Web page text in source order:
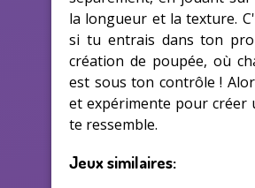
la longueur et la texture.
si tu entrais dans ton
création de poupée, où
est sous ton contrôle !
et expérimente pour créer
te ressemble.
Jeux similaires: